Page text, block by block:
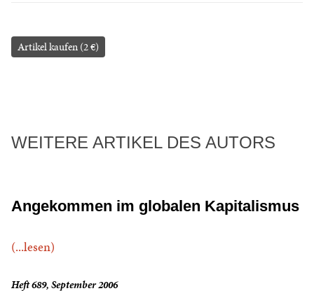
Artikel kaufen (2 €)
WEITERE ARTIKEL DES AUTORS
Angekommen im globalen Kapitalismus
(...lesen)
Heft 689, September 2006